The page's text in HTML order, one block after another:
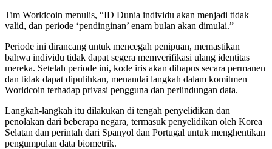
Tim Worldcoin menulis, “ID Dunia individu akan menjadi tidak
valid, dan periode ‘pendinginan’ enam bulan akan dimulai.”
Periode ini dirancang untuk mencegah penipuan, memastikan
bahwa individu tidak dapat segera memverifikasi ulang identitas
mereka. Setelah periode ini, kode iris akan dihapus secara permanen
dan tidak dapat dipulihkan, menandai langkah dalam komitmen
Worldcoin terhadap privasi pengguna dan perlindungan data.
Langkah-langkah itu dilakukan di tengah penyelidikan dan
penolakan dari beberapa negara, termasuk penyelidikan oleh Korea
Selatan dan perintah dari Spanyol dan Portugal untuk menghentikan
pengumpulan data biometrik.